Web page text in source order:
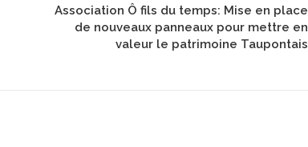
Association Ô fils du temps: Mise en place
de nouveaux panneaux pour mettre en
valeur le patrimoine Taupontais